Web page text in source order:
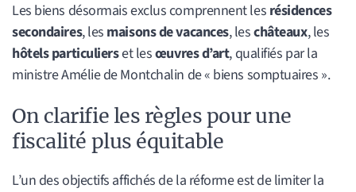
Les biens désormais exclus comprennent les résidences
secondaires, les maisons de vacances, leschâteaux, les
hôtels particulierset lesœuvres d’art, qualifiés par la
ministre Amélie de Montchalin de « biens somptuaires ».
On clarifie les règles pour une
fiscalité plus équitable
L’un des objectifs affichés de la réforme est de limiter la